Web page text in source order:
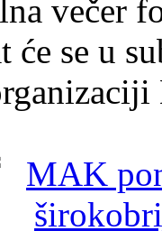
večer
će se u